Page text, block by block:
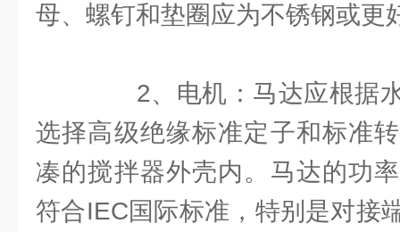
母、螺钉和垫圈应为不锈钢或更
2、电机：马达应根据水
选择高级绝缘标准定子和标准
凑的搅拌器外壳内。马达的功
符合IEC国际标准，特别是对接